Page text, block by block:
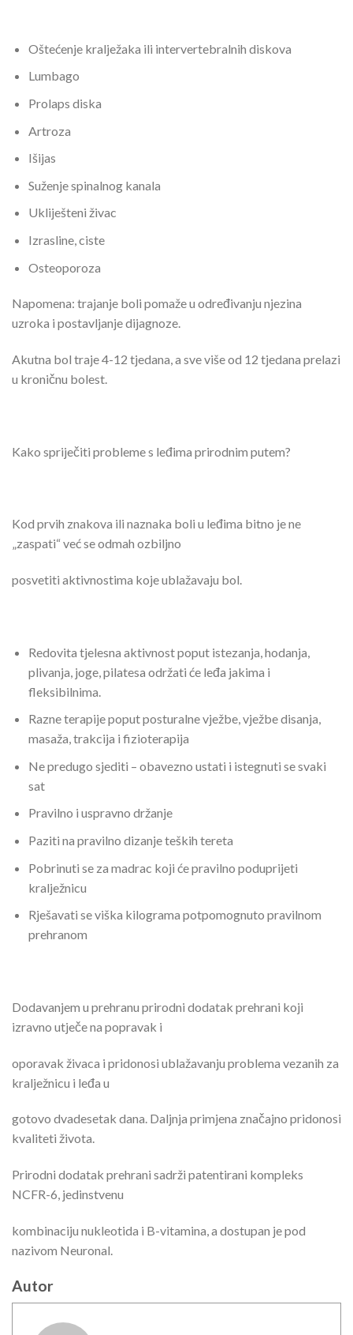
Oštećenje kralježaka ili intervertebralnih diskova
Lumbago
Prolaps diska
Artroza
Išijas
Suženje spinalnog kanala
Ukliješteni živac
Izrasline, ciste
Osteoporoza
Napomena: trajanje boli pomaže u određivanju njezina
uzroka i postavljanje dijagnoze.
Akutna bol traje 4-12 tjedana, a sve više od 12 tjedana prelazi
u kroničnu bolest.
Kako spriječiti probleme s leđima prirodnim putem?
Kod prvih znakova ili naznaka boli u leđima bitno je ne
„zaspati“ već se odmah ozbiljno
posvetiti aktivnostima koje ublažavaju bol.
Redovita tjelesna aktivnost poput istezanja, hodanja,
plivanja, joge, pilatesa održati će leđa jakima i
fleksibilnima.
Razne terapije poput posturalne vježbe, vježbe disanja,
masaža, trakcija i fizioterapija
Ne predugo sjediti – obavezno ustati i istegnuti se svaki
sat
Pravilno i uspravno držanje
Paziti na pravilno dizanje teških tereta
Pobrinuti se za madrac koji će pravilno poduprijeti
kralježnicu
Rješavati se viška kilograma potpomognuto pravilnom
prehranom
Dodavanjem u prehranu prirodni dodatak prehrani koji
izravno utječe na popravak i
oporavak živaca i pridonosi ublažavanju problema vezanih za
kralježnicu i leđa u
gotovo dvadesetak dana. Daljnja primjena značajno pridonosi
kvaliteti života.
Prirodni dodatak prehrani sadrži patentirani kompleks
NCFR-6, jedinstvenu
kombinaciju nukleotida i B-vitamina, a dostupan je pod
nazivom Neuronal.
Autor